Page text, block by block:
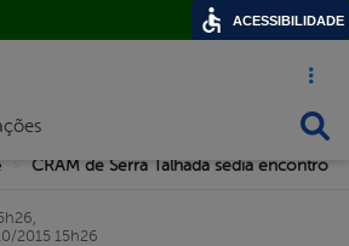
Acesso
navegação
CRAM de Serra Talhada sedia encontro
2015 15h26
ACESSIBILIDADE